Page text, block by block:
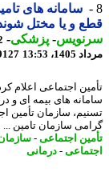
سامانه های
و یا مختل شوند +
-پزشکی-
13:53
اجتماعی اعلام کرد
های بیمه ای و
سازمان تأمین
سازمان تامین ...
اجتماعی-سازمان
-درمانی